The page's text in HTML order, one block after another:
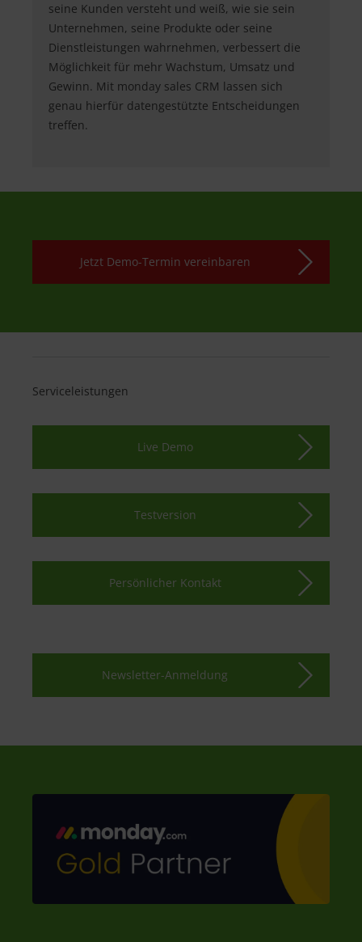
seine Kunden versteht und weiß, wie sie sein
Unternehmen, seine Produkte oder seine
Dienstleistungen wahrnehmen, verbessert die
Möglichkeit für mehr Wachstum, Umsatz und
Gewinn. Mit monday sales CRM lassen sich
genau hierfür datengestützte Entscheidungen
treffen.
Jetzt Demo-Termin vereinbaren
Serviceleistungen
Live Demo
Testversion
Persönlicher Kontakt
Newsletter-Anmeldung